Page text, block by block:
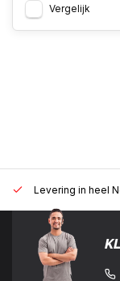
Vergelijk
Levering in heel